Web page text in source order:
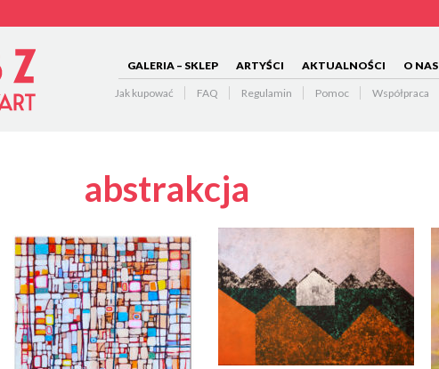
GALERIA – SKLEP ARTYŚCI AKTUALNOŚCI O NAS
Jak kupować FAQ Regulamin Pomoc Współpraca
abstrakcja